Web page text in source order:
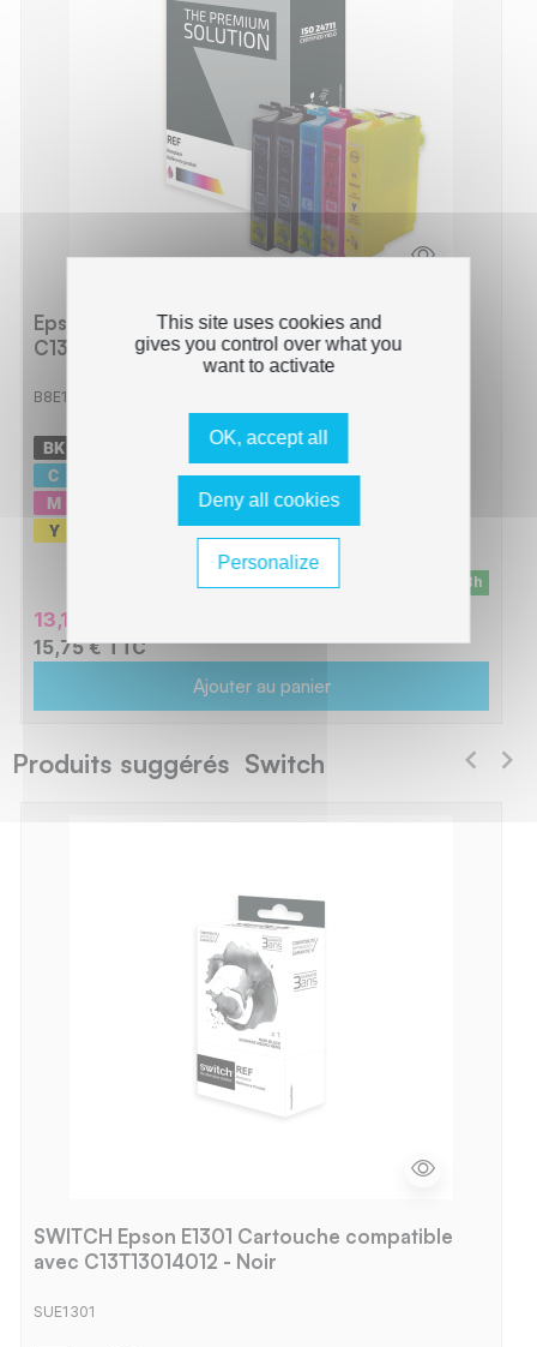
Epson E128 Pack x 5 compatible avec
C13T12854011 - Noir Cyan Magenta Jaune
B8E128B/CLXL
300 pages
415 pages
530 pages
En stock - Livraison sous 24/48h
13,13 € HT
15,75 € TTC
Ajouter au panier
Produits suggérés Switch
SWITCH Epson E1301 Cartouche compatible
avec C13T13014012 - Noir
SUE1301
This site uses cookies and
gives you control over what you
want to activate
OK, accept all
Deny all cookies
Personalize